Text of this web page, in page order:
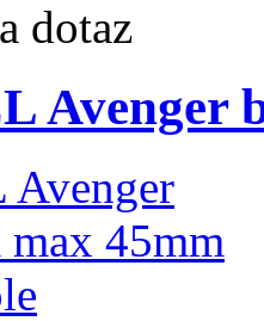
dotaz
Avenger